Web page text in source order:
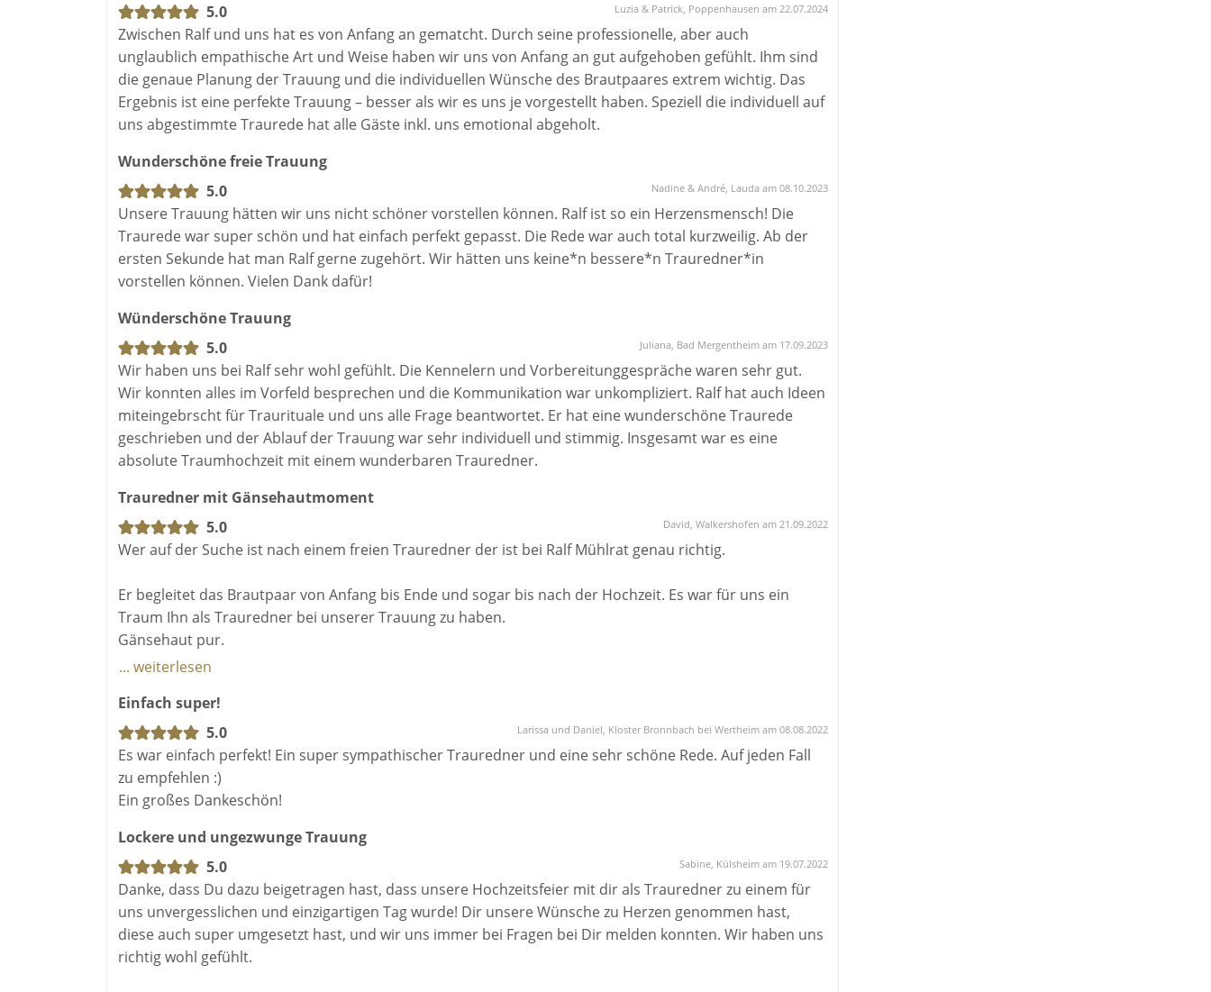
5.0
Luzia & Patrick, Poppenhausen am 22.07.2024
Zwischen Ralf und uns hat es von Anfang an gematcht. Durch seine professionelle, aber auch
unglaublich empathische Art und Weise haben wir uns von Anfang an gut aufgehoben gefühlt. Ihm sind
die genaue Planung der Trauung und die individuellen Wünsche des Brautpaares extrem wichtig. Das
Ergebnis ist eine perfekte Trauung – besser als wir es uns je vorgestellt haben. Speziell die individuell auf
uns abgestimmte Traurede hat alle Gäste inkl. uns emotional abgeholt.
Wunderschöne freie Trauung
5.0
Nadine & André, Lauda am 08.10.2023
Unsere Trauung hätten wir uns nicht schöner vorstellen können. Ralf ist so ein Herzensmensch! Die
Traurede war super schön und hat einfach perfekt gepasst. Die Rede war auch total kurzweilig. Ab der
ersten Sekunde hat man Ralf gerne zugehört. Wir hätten uns keine*n bessere*n Trauredner*in
vorstellen können. Vielen Dank dafür!
Wünderschöne Trauung
5.0
Juliana, Bad Mergentheim am 17.09.2023
Wir haben uns bei Ralf sehr wohl gefühlt. Die Kennelern und Vorbereitunggespräche waren sehr gut.
Wir konnten alles im Vorfeld besprechen und die Kommunikation war unkompliziert. Ralf hat auch Ideen
miteingebrscht für Traurituale und uns alle Frage beantwortet. Er hat eine wunderschöne Traurede
geschrieben und der Ablauf der Trauung war sehr individuell und stimmig. Insgesamt war es eine
absolute Traumhochzeit mit einem wunderbaren Trauredner.
Trauredner mit Gänsehautmoment
5.0
David, Walkershofen am 21.09.2022
Wer auf der Suche ist nach einem freien Trauredner der ist bei Ralf Mühlrat genau richtig.
Er begleitet das Brautpaar von Anfang bis Ende und sogar bis nach der Hochzeit. Es war für uns ein
Traum Ihn als Trauredner bei unserer Trauung zu haben.
Gänsehaut pur.
Trauung mit so viel Emotionen wiedergibt wie man es nicht beschreiben kann.
Fazit: Nehmt Ralf für eure Trauung, Mehr kann ich dazu nicht sagen...
... weiterlesen
Einfach super!
5.0
Larissa und Daniel, Kloster Bronnbach bei Wertheim am 08.08.2022
Es war einfach perfekt! Ein super sympathischer Trauredner und eine sehr schöne Rede. Auf jeden Fall
zu empfehlen :)
Ein großes Dankeschön!
Lockere und ungezwunge Trauung
5.0
Sabine, Külsheim am 19.07.2022
Danke, dass Du dazu beigetragen hast, dass unsere Hochzeitsfeier mit dir als Trauredner zu einem für
uns unvergesslichen und einzigartigen Tag wurde! Dir unsere Wünsche zu Herzen genommen hast,
diese auch super umgesetzt hast, und wir uns immer bei Fragen bei Dir melden konnten. Wir haben uns
richtig wohl gefühlt.